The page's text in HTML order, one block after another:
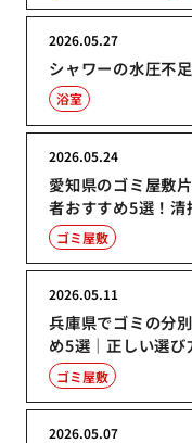
シャワーの水圧不
2026.05.27
浴室
愛知県のゴミ屋敷
者おすすめ5選！
2026.05.24
ゴミ屋敷
兵庫県でゴミの分
め5選｜正しい選び
2026.05.11
ゴミ屋敷
2026.05.07